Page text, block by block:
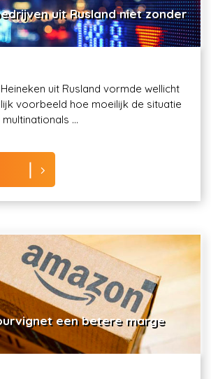
uit Rusland niet zonder
uit Rusland vormde wellicht
voorbeeld hoe moeilijk de situatie
...
een betere marge